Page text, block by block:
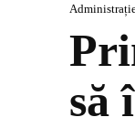
să